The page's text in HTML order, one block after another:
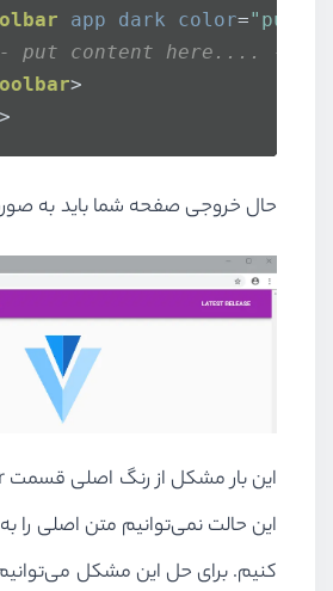
app dark color=
put content here.... -->
>
حال خروجی صفحه شما باید به
این حالت نمی‌توانیم متن اصلی را
کنیم. برای حل این مشکل